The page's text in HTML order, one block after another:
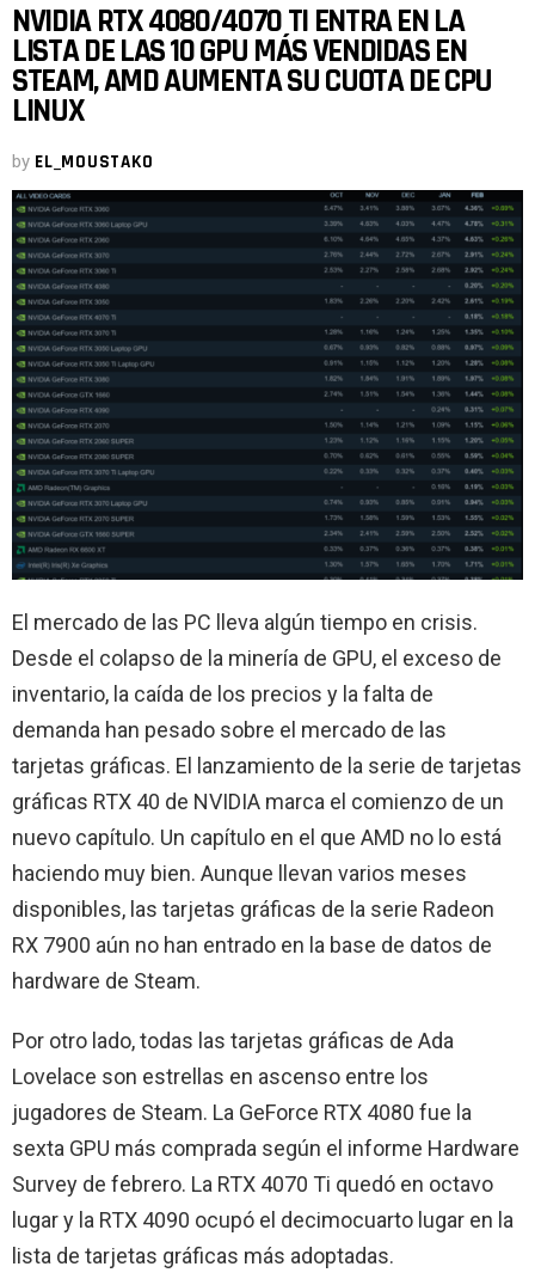
NVIDIA RTX 4080/4070 TI ENTRA EN LA
LISTA DE LAS 10 GPU MÁS VENDIDAS EN
STEAM, AMD AUMENTA SU CUOTA DE CPU
LINUX
by EL_MOUSTAKO
El mercado de las PC lleva algún tiempo en crisis.
Desde el colapso de la minería de GPU, el exceso de
inventario, la caída de los precios y la falta de
demanda han pesado sobre el mercado de las
tarjetas gráficas. El lanzamiento de la serie de tarjetas
gráficas RTX 40 de NVIDIA marca el comienzo de un
nuevo capítulo. Un capítulo en el que AMD no lo está
haciendo muy bien. Aunque llevan varios meses
disponibles, las tarjetas gráficas de la serie Radeon
RX 7900 aún no han entrado en la base de datos de
hardware de Steam.
Por otro lado, todas las tarjetas gráficas de Ada
Lovelace son estrellas en ascenso entre los
jugadores de Steam. La GeForce RTX 4080 fue la
sexta GPU más comprada según el informe Hardware
Survey de febrero. La RTX 4070 Ti quedó en octavo
lugar y la RTX 4090 ocupó el decimocuarto lugar en la
lista de tarjetas gráficas más adoptadas.